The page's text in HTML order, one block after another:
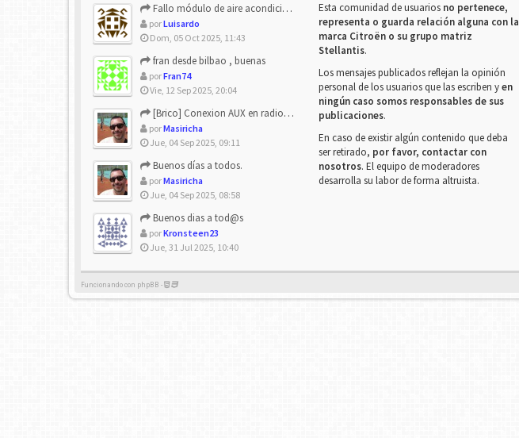
Fallo módulo de aire acondicionado
porLuisardo
Dom, 05 Oct 2025, 11:43
fran desde bilbao , buenas
porFran74
Vie, 12 Sep 2025, 20:04
[Brico] Conexion AUX en radio de origen
porMasiricha
Jue, 04 Sep 2025, 09:11
Buenos días a todos.
porMasiricha
Jue, 04 Sep 2025, 08:58
Buenos dias a tod@s
porKronsteen23
Jue, 31 Jul 2025, 10:40
Esta comunidad de usuarios no pertenece,
representa o guarda relación alguna con la
marca Citroën o su grupo matriz
Stellantis.
Los mensajes publicados reflejan la opinión
personal de los usuarios que las escriben yen
ningún caso somos responsables de sus
publicaciones.
En caso de existir algún contenido que deba
ser retirado, por favor, contactar con
nosotros. El equipo de moderadores
desarrolla su labor de forma altruista.
Funcionando con phpBB -